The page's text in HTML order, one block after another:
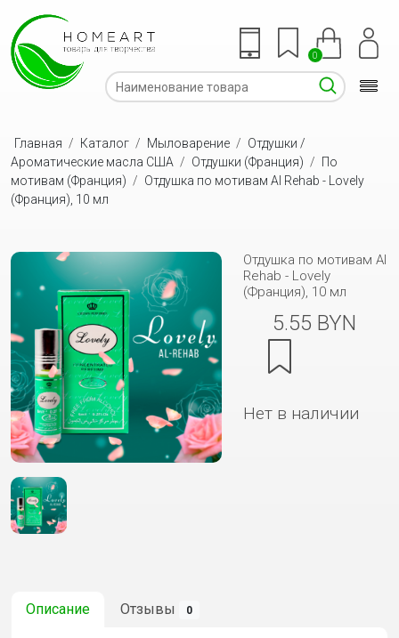
0
Главная / Каталог / Мыловарение / Отдушки /
Ароматические масла США / Отдушки (Франция) /
По
мотивам (Франция) / Отдушка по мотивам Al Rehab - Lovely
(Франция), 10 мл
Отдушка по мотивам Al
Rehab - Lovely
(Франция), 10 мл
5.55 BYN
Нет в наличии
Описание Отзывы 0